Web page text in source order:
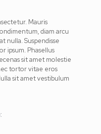
Mauris
diam arcu
nulla. Suspendisse
ipsum. Phasellus
sit amet molestie
tortor vitae eros
sit amet vestibulum